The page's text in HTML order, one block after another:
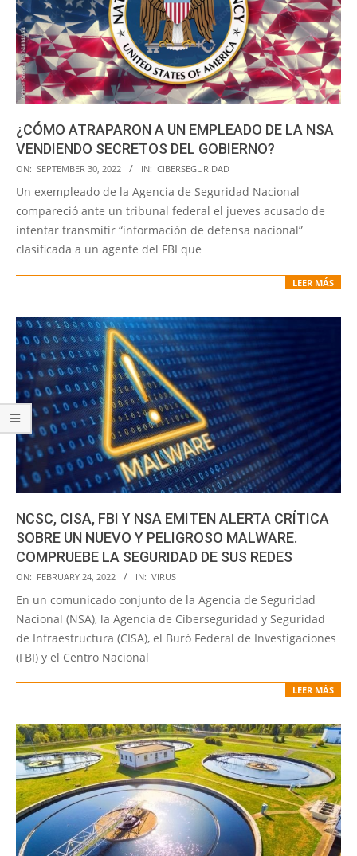
¿CÓMO ATRAPARON A UN EMPLEADO DE LA NSA
VENDIENDO SECRETOS DEL GOBIERNO?
2022-
09-
30
ON: SEPTEMBER 30, 2022 IN: CIBERSEGURIDAD
Un exempleado de la Agencia de Seguridad Nacional
compareció ante un tribunal federal el jueves acusado de
intentar transmitir “información de defensa nacional”
clasificada a un agente del FBI que
LEER MÁS
NCSC, CISA, FBI Y NSA EMITEN ALERTA CRÍTICA
SOBRE UN NUEVO Y PELIGROSO MALWARE.
COMPRUEBE LA SEGURIDAD DE SUS REDES
2022-
02-
24
ON: FEBRUARY 24, 2022 IN: VIRUS
En un comunicado conjunto de la Agencia de Seguridad
Nacional (NSA), la Agencia de Ciberseguridad y Seguridad
de Infraestructura (CISA), el Buró Federal de Investigaciones
(FBI) y el Centro Nacional
LEER MÁS